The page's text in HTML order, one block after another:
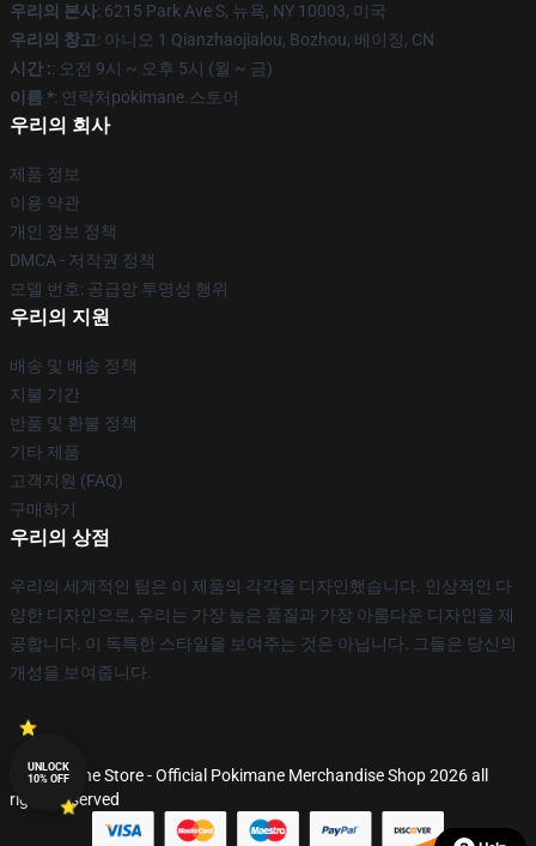
우리의 본사: 6215 Park Ave S, 뉴욕, NY 10003, 미국
우리의 창고: 아니오 1 Qianzhaojialou, Bozhou, 베이징, CN
시간 :: 오전 9시 ~ 오후 5시 (월 ~ 금)
이름 *: 연락처pokimane.스토어
우리의 회사
제품 정보
이용 약관
개인 정보 정책
DMCA - 저작권 정책
모델 번호: 공급망 투명성 행위
우리의 지원
배송 및 배송 정책
지불 기간
반품 및 환불 정책
기타 제품
고객지원 (FAQ)
구매하기
우리의 상점
우리의 세계적인 팀은 이 제품의 각각을 디자인했습니다. 인상적인 다
양한 디자인으로, 우리는 가장 높은 품질과 가장 아름다운 디자인을 제
공합니다. 이 독특한 스타일을 보여주는 것은 아닙니다. 그들은 당신의
개성을 보여줍니다.
© Pokimane Store - Official Pokimane Merchandise Shop 2026 all
rights reserved
UNLOCK
10% OFF